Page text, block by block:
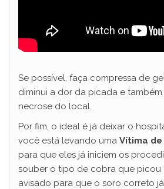
Se possível, faça compressa de
diminui a dor da picada e
necrose do local.
Por fim, o ideal é já deixar o
você está levando uma Vítima de
para que eles já iniciem os
souber o tipo de cobra que picou
avisado para que o soro correto